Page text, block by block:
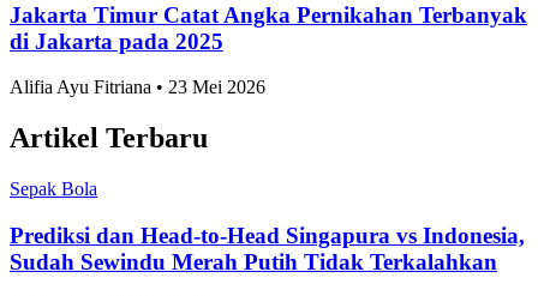
Jakarta Timur Catat Angka Pernikahan Terbanyak
di Jakarta pada 2025
Alifia Ayu Fitriana • 23 Mei 2026
Artikel Terbaru
Sepak Bola
Prediksi dan Head-to-Head Singapura vs Indonesia,
Sudah Sewindu Merah Putih Tidak Terkalahkan